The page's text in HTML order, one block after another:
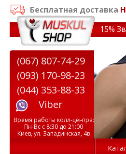
Бесплатная доставка
на тренажеры до 15%
(067) 807-74-29
(093) 170-98-23
(044) 353-88-33
Viber
Время работы колл-центра:
Пн-Вс с 8:30 до 21:00
Киев, ул. Западинская, 4в